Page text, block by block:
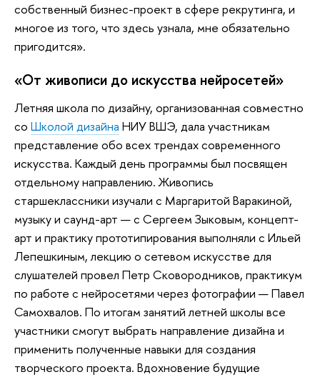
собственный бизнес-проект в сфере рекрутинга, и
многое из того, что здесь узнала, мне обязательно
пригодится».
«От живописи до искусства нейросетей»
Летняя школа по дизайну, организованная совместно
со Школой дизайна НИУ ВШЭ, дала участникам
представление обо всех трендах современного
искусства. Каждый день программы был посвящен
отдельному направлению. Живопись
старшеклассники изучали с Маргаритой Варакиной,
музыку и саунд-арт — с Сергеем Зыковым, концепт-
арт и практику прототипирования выполняли с Ильей
Лепешкиным, лекцию о сетевом искусстве для
слушателей провел Петр Сковородников, практикум
по работе с нейросетями через фотографии — Павел
Самохвалов. По итогам занятий летней школы все
участники смогут выбрать направление дизайна и
применить полученные навыки для создания
творческого проекта. Вдохновение будущие